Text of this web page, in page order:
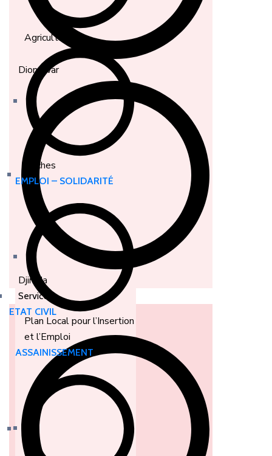
Dionewar
Djirnda
Services
ETAT CIVIL
Agriculture
Pêches
EMPLOI – SOLIDARITÉ
Plan Local pour l’Insertion
et l’Emploi
ASSAINISSEMENT